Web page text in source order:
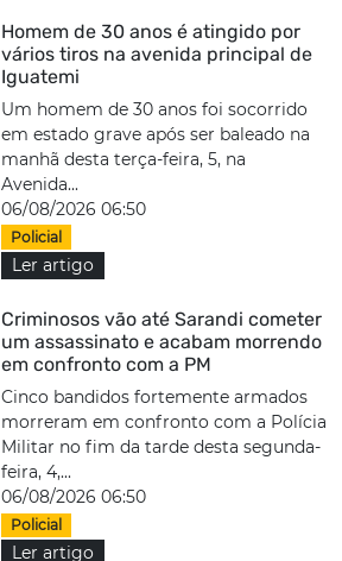
Homem de 30 anos é atingido por
vários tiros na avenida principal de
Iguatemi
Um homem de 30 anos foi socorrido
em estado grave após ser baleado na
manhã desta terça-feira, 5, na
Avenida...
06/08/2026 06:50
Policial
Ler artigo
Criminosos vão até Sarandi cometer
um assassinato e acabam morrendo
em confronto com a PM
Cinco bandidos fortemente armados
morreram em confronto com a Polícia
Militar no fim da tarde desta segunda-
feira, 4,...
06/08/2026 06:50
Policial
Ler artigo